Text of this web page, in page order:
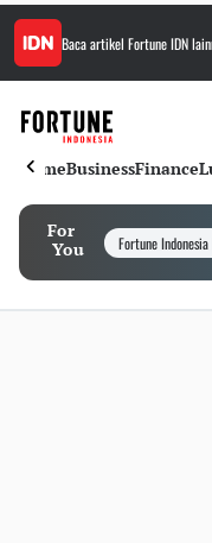
Baca artikel Fortune IDN
HomeBusinessFinance
For
You
Fortune